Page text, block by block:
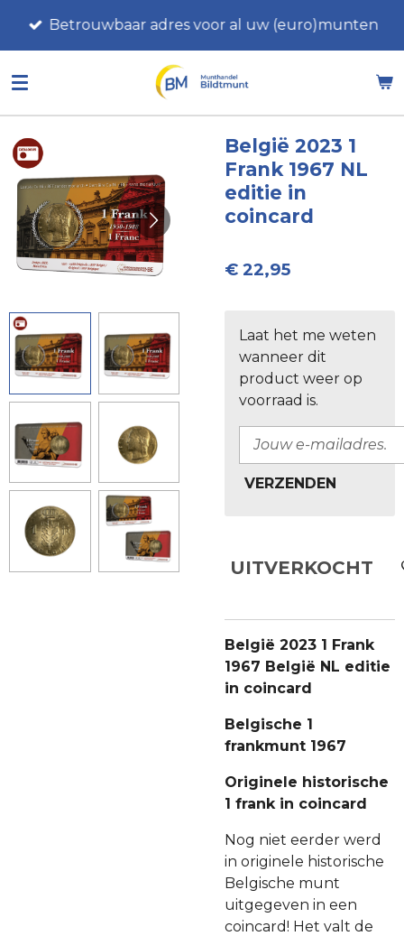
de
Betrouwbaar adres voor al uw (euro)munten
België 2023 1
Frank 1967 NL
editie in
coincard
€ 22,95
Laat het me weten
wanneer dit
product weer op
voorraad is.
VERZENDEN
UITVERKOCHT
België 2023 1 Frank
1967 België NL editie
in coincard
Belgische 1
frankmunt 1967
Originele historische
1 frank in coincard
Nog niet eerder werd
in originele historische
Belgische munt
uitgegeven in een
coincard! Het valt de